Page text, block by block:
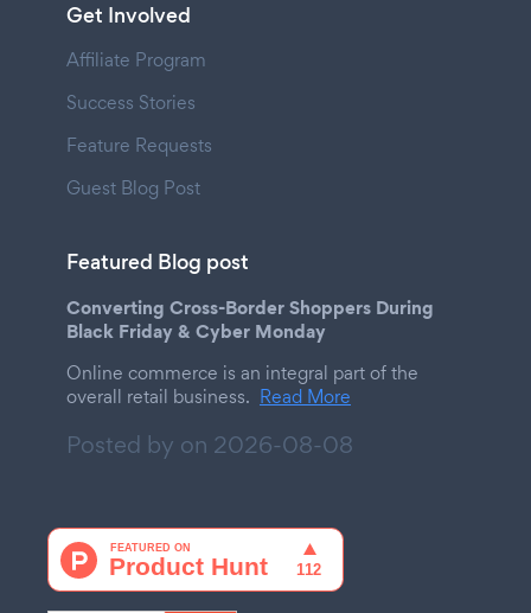
Get Involved
Affiliate Program
Success Stories
Feature Requests
Guest Blog Post
Featured Blog post
Converting Cross-Border Shoppers During
Black Friday & Cyber Monday
Online commerce is an integral part of the
overall retail business. Read More
Posted by on 2026-08-08